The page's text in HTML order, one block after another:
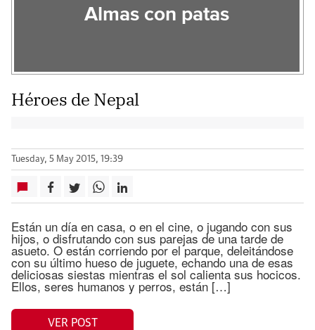
Almas con patas
Héroes de Nepal
Tuesday, 5 May 2015, 19:39
Están un día en casa, o en el cine, o jugando con sus
hijos, o disfrutando con sus parejas de una tarde de
asueto. O están corriendo por el parque, deleitándose
con su último hueso de juguete, echando una de esas
deliciosas siestas mientras el sol calienta sus hocicos.
Ellos, seres humanos y perros, están […]
VER POST